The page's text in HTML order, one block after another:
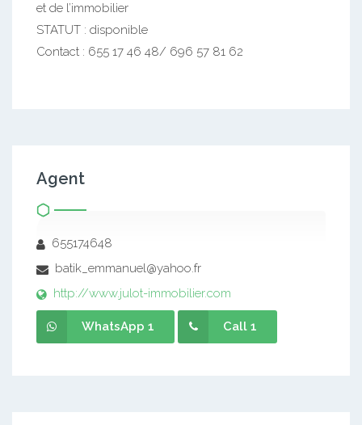
et de l’immobilier
STATUT : disponible
Contact : 655 17 46 48/ 696 57 81 62
Agent
655174648
batik_emmanuel@yahoo.fr
http://www.julot-immobilier.com
WhatsApp 1 Call 1